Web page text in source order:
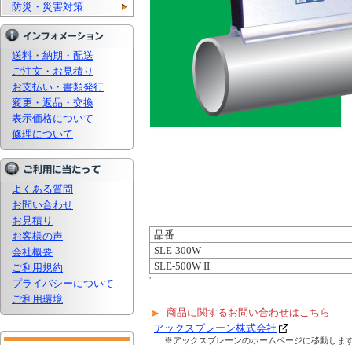
防災・災害対策
送料・納期・配送
ご注文・お見積り
お支払い・書類発行
変更・返品・交換
表示価格について
修理について
よくある質問
お問い合わせ
お見積り
お客様の声
会社概要
ご利用規約
プライバシーについて
ご利用環境
品番
SLE-300W
SLE-500W II
'
商品に関するお問い合わせはこちら
アックスブレーン株式会社
※アックスブレーンのホームページに移動しま